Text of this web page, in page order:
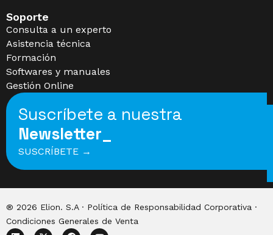
Soporte
Consulta a un experto
Asistencia técnica
Formación
Softwares y manuales
Gestión Online
Suscríbete a nuestra
Newsletter_
SUSCRÍBETE →
® 2026 Elion. S.A · Política de Responsabilidad Corporativa ·
Condiciones Generales de Venta